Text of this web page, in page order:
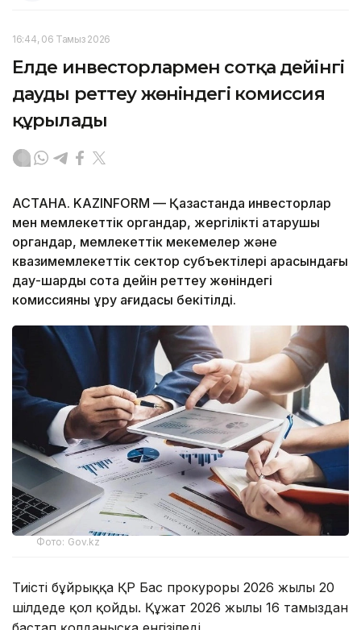
16:44, 06 Тамыз 2026
Елде инвесторлармен сотқа дейінгі
дауды реттеу жөніндегі комиссия
құрылады
АСТАНА. KAZINFORM — Қазақстанда инвесторлар
мен мемлекеттік органдар, жергілікті атқарушы
органдар, мемлекеттік мекемелер және
квазимемлекеттік сектор субъектілері арасындағы
дау-шарды сотқа дейін реттеу жөніндегі
комиссияны құру қағидасы бекітілді.
Фото: Gov.kz
Тиісті бұйрыққа ҚР Бас прокуроры 2026 жылғы 20
шілдеде қол қойды. Құжат 2026 жылғы 16 тамыздан